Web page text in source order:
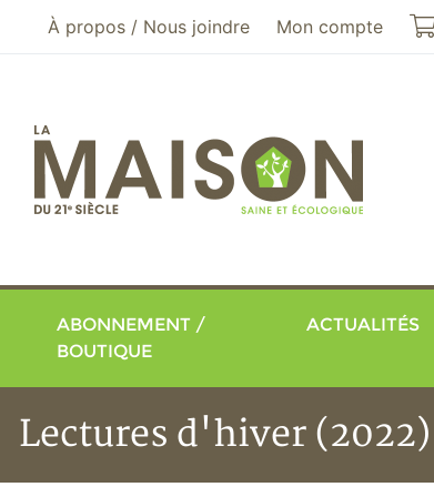
Aller au menu principal
Aller au contenu principal
À propos / Nous joindre Mon compte
ABONNEMENT /
BOUTIQUE
ACTUALITÉS
Lectures d'hiver (2022)